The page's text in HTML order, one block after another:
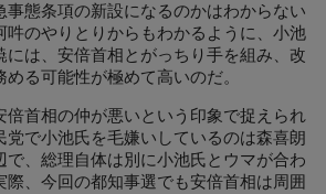
事態条項の新設になるのかはわからない
吽のやりとりからもわかるように、小池
には、安倍首相とがっちり手を組み、改
る可能性が極めて高いのだ。
倍首相の仲が悪いという印象で捉えられ
党で小池氏を毛嫌いしているのは森喜朗
で、総理自体は別に小池氏とウマが合わ
際、今回の都知事選でも安倍首相は周囲